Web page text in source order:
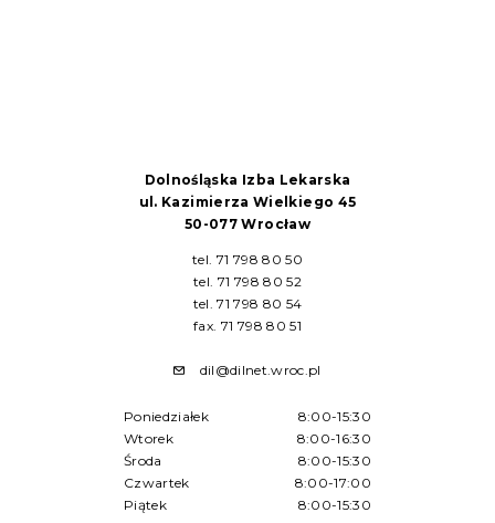
Dolnośląska Izba Lekarska
ul. Kazimierza Wielkiego 45
50-077 Wrocław
tel. 71 798 80 50
tel. 71 798 80 52
tel. 71 798 80 54
fax. 71 798 80 51
dil@dilnet.wroc.pl
Poniedziałek
8:00-15:30
Wtorek
8:00-16:30
Środa
8:00-15:30
Czwartek
8:00-17:00
Piątek
8:00-15:30